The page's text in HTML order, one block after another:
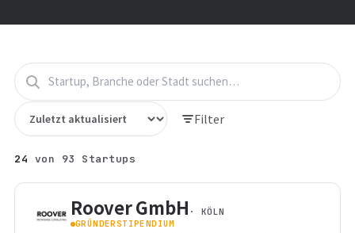
Filter
24 von 93 Startups
Roover GmbH · KÖLN
GRÜNDERSTIPENDIUM